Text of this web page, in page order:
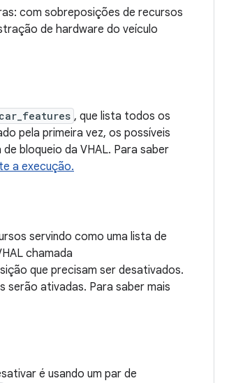
com sobreposições de recursos
de hardware do veículo
, que lista todos os
pela primeira vez, os possíveis
bloqueio da VHAL. Para saber
a execução.
servindo como uma lista de
chamada
que precisam ser desativados.
serão ativadas. Para saber mais
é usando um par de